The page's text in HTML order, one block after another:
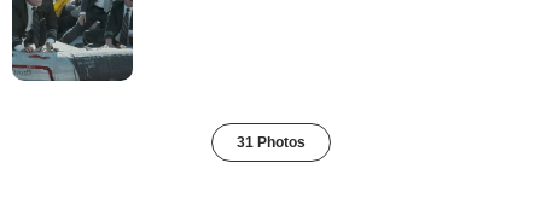
31 Photos